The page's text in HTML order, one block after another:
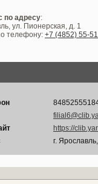
адресу:
ул. Пионерская, д. 1
телефону: +7 (4852) 55-
https://
г.